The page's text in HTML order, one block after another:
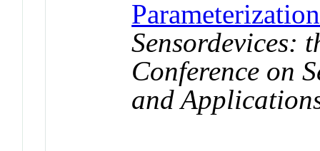
Sensordevices:
Conference on
and